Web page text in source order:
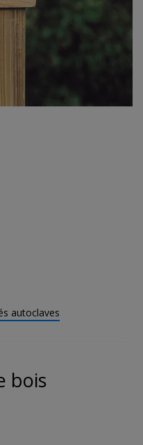
autoclaves
bois